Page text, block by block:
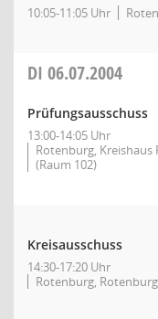
10:05-11:05 Uhr
DI 06.07.2004
Prüfungsausschuss
13:00-14:05 Uhr
Rotenburg,
(Raum 102)
Kreisausschuss
14:30-17:20 Uhr
Rotenburg,